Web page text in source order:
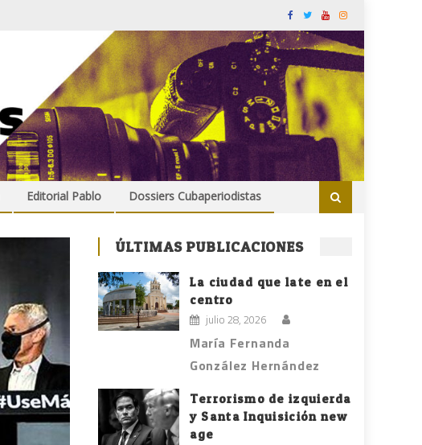
Editorial Pablo Dossiers Cubaperiodistas
ÚLTIMAS PUBLICACIONES
La ciudad que late en el
centro
julio 28, 2026
María Fernanda
González Hernández
Terrorismo de izquierda
y Santa Inquisición new
age